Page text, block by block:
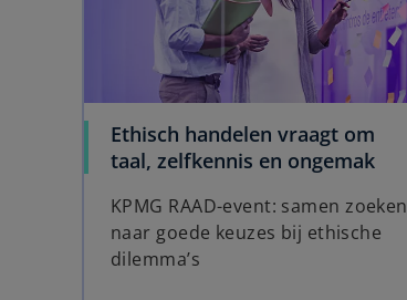
Ethisch handelen vraagt om
taal, zelfkennis en ongemak
KPMG RAAD-event: samen zoeken
naar goede keuzes bij ethische
dilemma’s